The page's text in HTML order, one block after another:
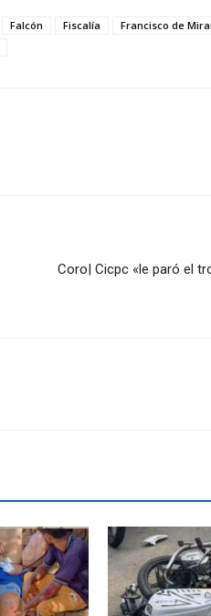
Falcón Fiscalía Francisco de
Coro| Cicpc «le paró el